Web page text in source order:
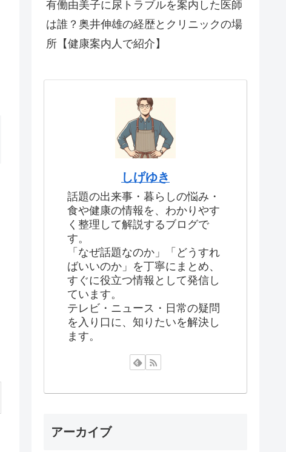
有働由美子に尿トラブルを案内した医師
は誰？奥井伸雄の経歴とクリニックの場
所【健康案内人で紹介】
しげゆき
話題の出来事・暮らしの悩み・
食や健康の情報を、わかりやす
く整理して解説するブログで
す。
「なぜ話題なのか」「どうすれ
ばいいのか」を丁寧にまとめ、
すぐに役立つ情報として発信し
ています。
テレビ・ニュース・日常の疑問
を入り口に、知りたいを解決し
ます。
アーカイブ